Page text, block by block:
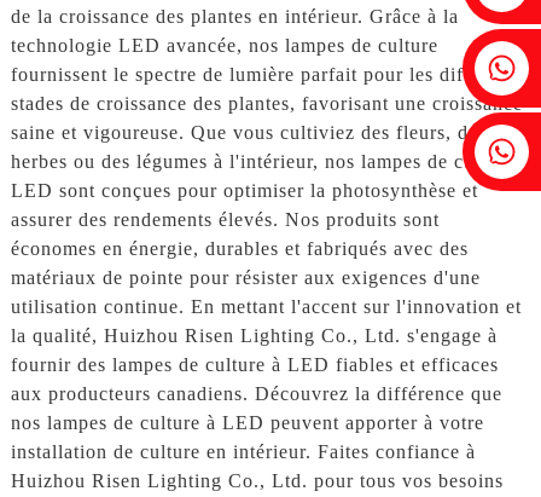
Lierre : +86 18607522355
Tobin : +86 18818667168
de la croissance des plantes en intérieur. Grâce à la
technologie LED avancée, nos lampes de culture
fournissent le spectre de lumière parfait pour les différents
stades de croissance des plantes, favorisant une croissance
saine et vigoureuse. Que vous cultiviez des fleurs, des
herbes ou des légumes à l'intérieur, nos lampes de culture à
LED sont conçues pour optimiser la photosynthèse et
assurer des rendements élevés. Nos produits sont
économes en énergie, durables et fabriqués avec des
matériaux de pointe pour résister aux exigences d'une
utilisation continue. En mettant l'accent sur l'innovation et
la qualité, Huizhou Risen Lighting Co., Ltd. s'engage à
fournir des lampes de culture à LED fiables et efficaces
aux producteurs canadiens. Découvrez la différence que
nos lampes de culture à LED peuvent apporter à votre
installation de culture en intérieur. Faites confiance à
Huizhou Risen Lighting Co., Ltd. pour tous vos besoins